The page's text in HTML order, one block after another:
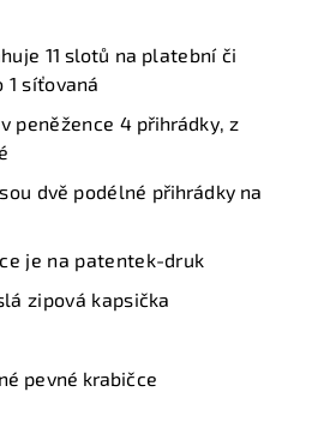
11 slotů na platební či
1 síťovaná
peněžence 4 přihrádky, z
dvě podélné přihrádky na
je na patentek-druk
zipová kapsička
pevné krabičce